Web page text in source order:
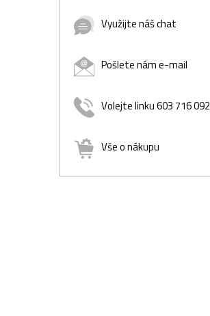
Využijte náš chat
Pošlete nám e-mail
Volejte linku 603 716 092
Vše o nákupu